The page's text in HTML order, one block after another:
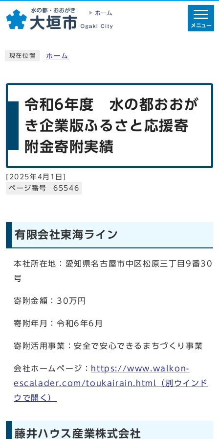
ホーム
メニュー
現在位置 ホーム
令和6年度 水の都おおが
き企業版ふるさと応援寄
附金寄附実績
[ 2025年4月1日]
ページ番号 65546
有限会社東海ライン
本社所在地：愛知県名古屋市中区松原三丁目9番30
号
寄附金額：30万円
寄附年月：令和6年6月
寄附活用事業：安全で安心できるまちづくり事業
会社ホームページ： https://www.walkon-
escalader.com/toukairain.html
（別ウインド
ウで開く）
藤井ハウス産業株式会社